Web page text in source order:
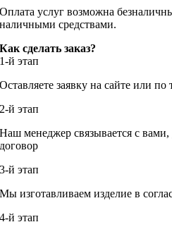
Оплата услуг возможна
наличными средствами.
Как сделать заказ?
1-й этап
Оставляете заявку на сайте или
2-й этап
Наш менеджер связывается с вами,
договор
3-й этап
Мы изготавливаем изделие в
4-й этап